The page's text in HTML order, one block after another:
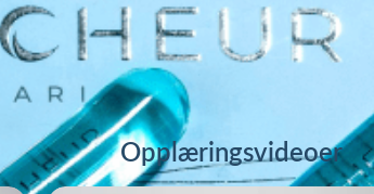
Opplæringsvideoer